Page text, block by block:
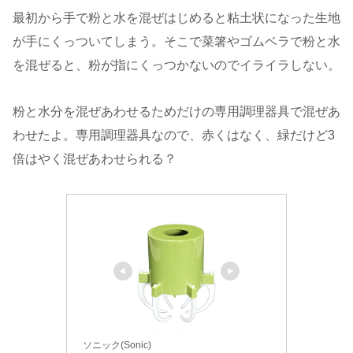
最初から手で粉と水を混ぜはじめると粘土状になった生地
が手にくっついてしまう。そこで菜箸やゴムベラで粉と水
を混ぜると、粉が指にくっつかないのでイライラしない。
粉と水分を混ぜあわせるためだけの専用調理器具で混ぜあ
わせたよ。専用調理器具なので、赤くはなく、緑だけど3
倍はやく混ぜあわせられる？
ソニック(Sonic)